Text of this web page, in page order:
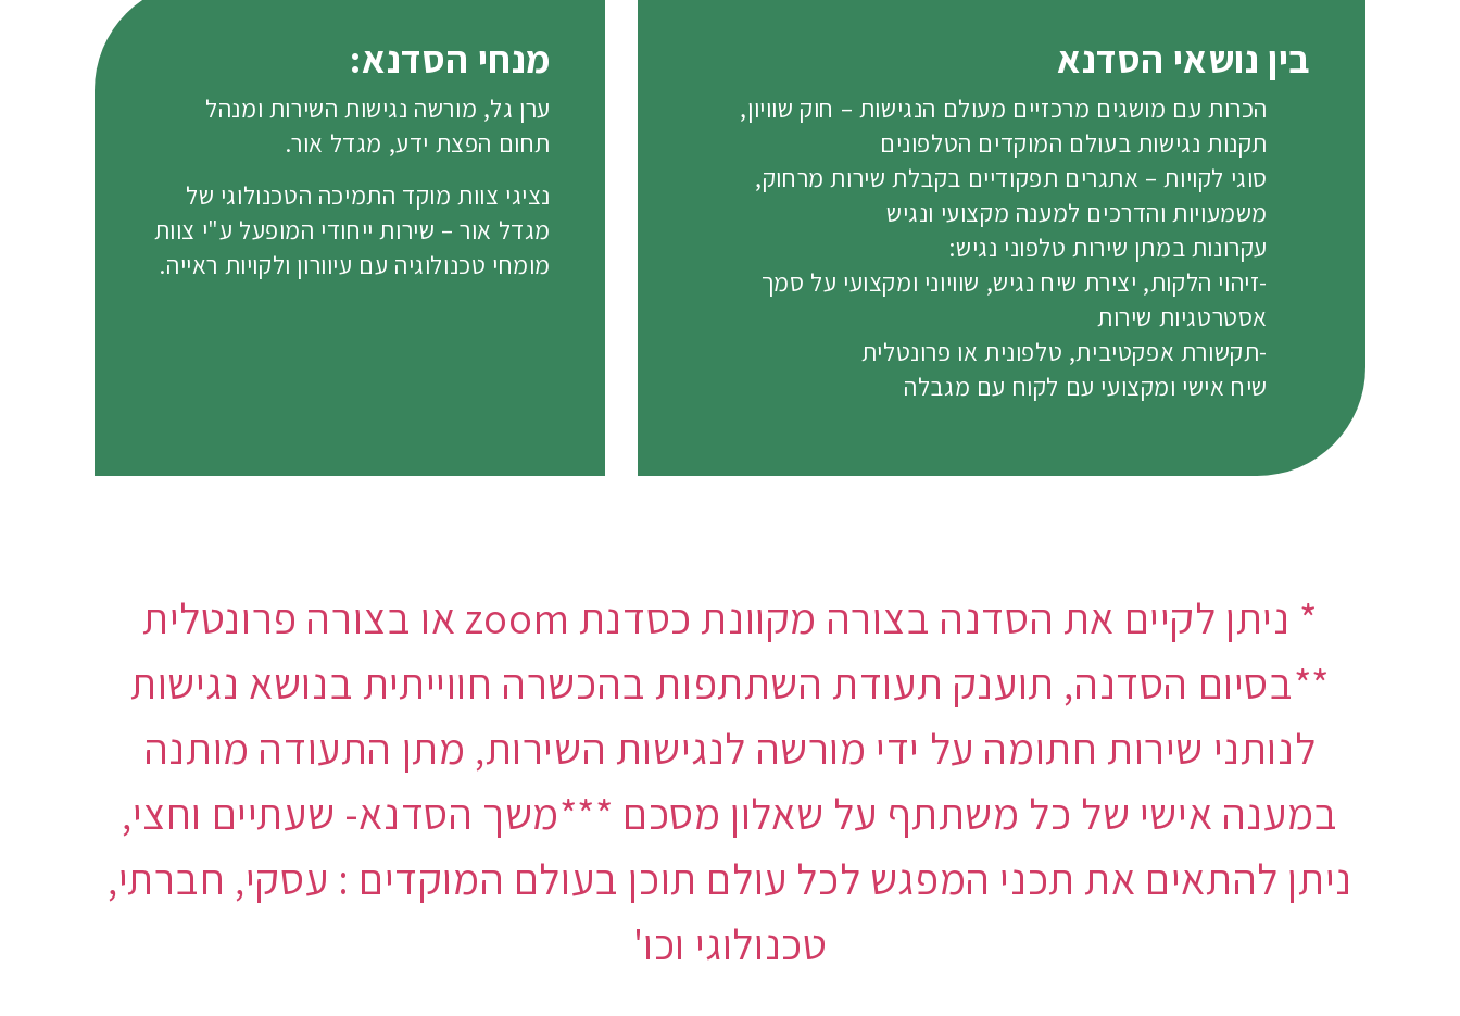
בין נושאי הסדנא
הכרות עם מושגים מרכזיים מעולם הנגישות – חוק שוויון,
תקנות נגישות בעולם המוקדים הטלפונים
סוגי לקויות – אתגרים תפקודיים בקבלת שירות מרחוק,
משמעויות והדרכים למענה מקצועי ונגיש
עקרונות במתן שירות טלפוני נגיש:
-זיהוי הלקות, יצירת שיח נגיש, שוויוני ומקצועי על סמך
אסטרטגיות שירות
-תקשורת אפקטיבית, טלפונית או פרונטלית
שיח אישי ומקצועי עם לקוח עם מגבלה
מנחי הסדנא:
ערן גל, מורשה נגישות השירות ומנהל
תחום הפצת ידע, מגדל אור.
נציגי צוות מוקד התמיכה הטכנולוגי של
מגדל אור – שירות ייחודי המופעל ע"י צוות
מומחי טכנולוגיה עם עיוורון ולקויות ראייה.
* ניתן לקיים את הסדנה בצורה מקוונת כסדנת zoom או בצורה פרונטלית
**בסיום הסדנה, תוענק תעודת השתתפות בהכשרה חווייתית בנושא נגישות
לנותני שירות חתומה על ידי מורשה לנגישות השירות, מתן התעודה מותנה
במענה אישי של כל משתתף על שאלון מסכם ***משך הסדנא- שעתיים וחצי,
ניתן להתאים את תכני המפגש לכל עולם תוכן בעולם המוקדים : עסקי, חברתי,
טכנולוגי וכו'